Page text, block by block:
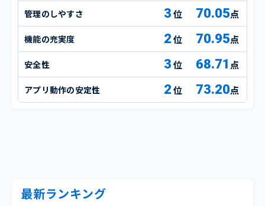
管理のしやすさ 3 70.05点
機能の充実度 2 70.95点
安全性 3 68.71 点
アプリ動作の安定性 2 73.20点
最新ランキング